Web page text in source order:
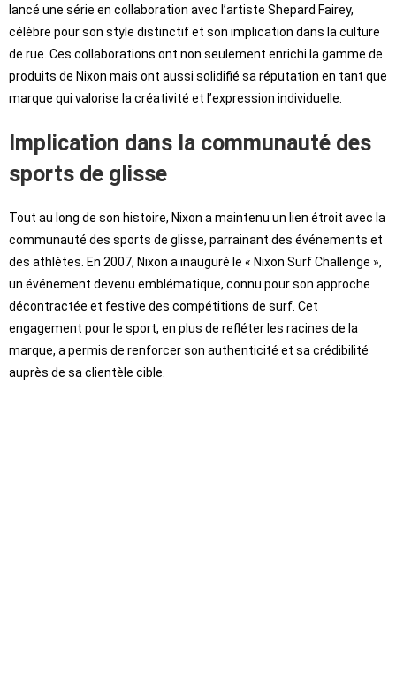
lancé une série en collaboration avec l’artiste Shepard Fairey,
célèbre pour son style distinctif et son implication dans la culture
de rue. Ces collaborations ont non seulement enrichi la gamme de
produits de Nixon mais ont aussi solidifié sa réputation en tant que
marque qui valorise la créativité et l’expression individuelle.
Implication dans la communauté des
sports de glisse
Tout au long de son histoire, Nixon a maintenu un lien étroit avec la
communauté des sports de glisse, parrainant des événements et
des athlètes. En 2007, Nixon a inauguré le « Nixon Surf Challenge »,
un événement devenu emblématique, connu pour son approche
décontractée et festive des compétitions de surf. Cet
engagement pour le sport, en plus de refléter les racines de la
marque, a permis de renforcer son authenticité et sa crédibilité
auprès de sa clientèle cible.